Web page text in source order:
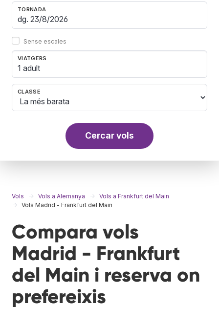
TORNADA
Sense escales
VIATGERS
1 adult
CLASSE
Cercar vols
Vols Vols a Alemanya
Vols a Frankfurt del Main
Vols Madrid - Frankfurt del Main
Compara vols
Madrid - Frankfurt
del Main i reserva on
prefereixis